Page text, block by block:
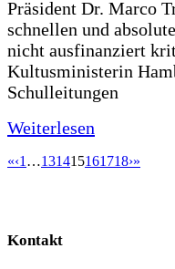
Präsident Dr. Marco
schnellen und
nicht ausfinanziert
Kultusministerin
Schulleitungen
Weiterlesen
«‹1 …131415161718›»
Kontakt